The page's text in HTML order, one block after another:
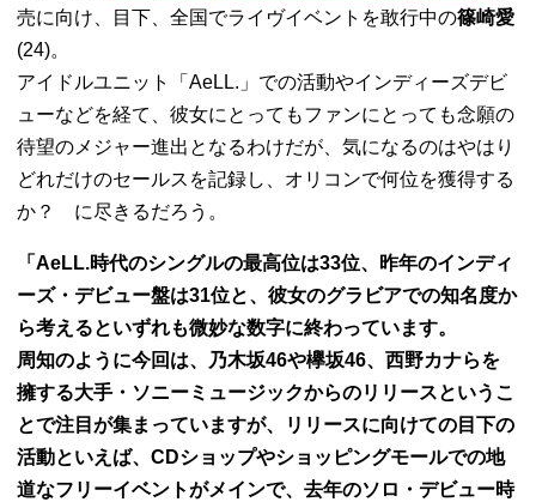
売に向け、目下、全国でライヴイベントを敢行中の篠崎愛
(24)。
アイドルユニット「AeLL.」での活動やインディーズデビ
ューなどを経て、彼女にとってもファンにとっても念願の
待望のメジャー進出となるわけだが、気になるのはやはり
どれだけのセールスを記録し、オリコンで何位を獲得する
か？ に尽きるだろう。
「AeLL.時代のシングルの最高位は33位、昨年のインディ
ーズ・デビュー盤は31位と、彼女のグラビアでの知名度か
ら考えるといずれも微妙な数字に終わっています。
周知のように今回は、乃木坂46や欅坂46、西野カナらを
擁する大手・ソニーミュージックからのリリースというこ
とで注目が集まっていますが、リリースに向けての目下の
活動といえば、CDショップやショッピングモールでの地
道なフリーイベントがメインで、去年のソロ・デビュー時